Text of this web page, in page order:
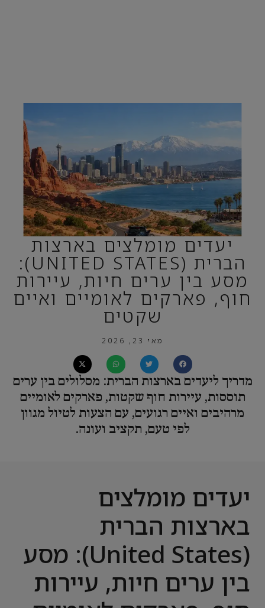
יעדים מומלצים בארצות
הברית (UNITED STATES):
מסע בין ערים חיות, עיירות
חוף, פארקים לאומיים ואיים
שקטים
מאי 23, 2026
מדריך ליעדים בארצות הברית: מסלולים בין ערים
תוססות, עיירות חוף שקטות, פארקים לאומיים
מרהיבים ואיים רגועים, עם הצעות לטיול מגוון
לפי טעם, תקציב ועונה.
יעדים מומלצים
בארצות הברית
(United States): מסע
בין ערים חיות, עיירות